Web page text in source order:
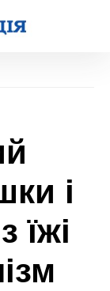
і
їжі